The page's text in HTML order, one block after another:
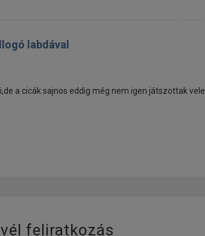
labdával
a cicák sajnos eddig még nem igen játszottak vele.
feliratkozás